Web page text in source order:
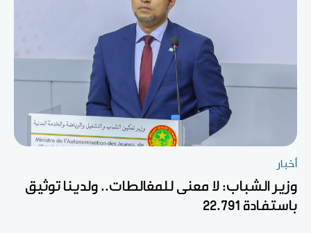
أخبار
وزير الشباب: لا معنى للمغالطات.. ولدينا توثيق
باستفادة 22.791